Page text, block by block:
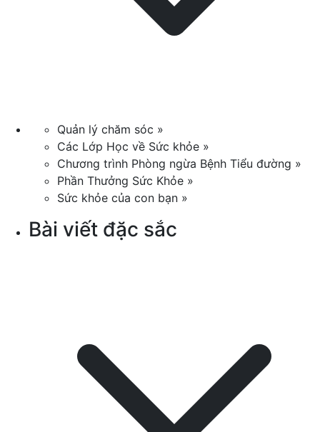
Quản lý chăm sóc »
Các Lớp Học về Sức khỏe »
Chương trình Phòng ngừa Bệnh Tiểu đường »
Phần Thưởng Sức Khỏe »
Sức khỏe của con bạn »
Bài viết đặc sắc